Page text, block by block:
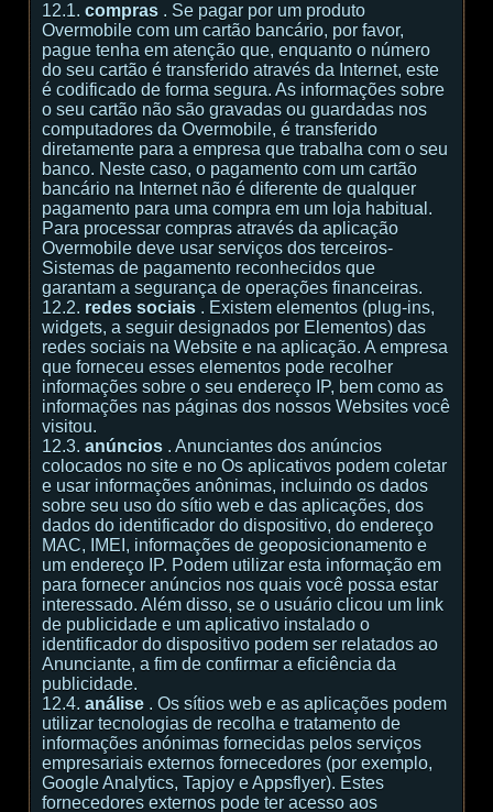
12.1. compras . Se pagar por um produto
Overmobile com um cartão bancário, por favor,
pague tenha em atenção que, enquanto o número
do seu cartão é transferido através da Internet, este
é codificado de forma segura. As informações sobre
o seu cartão não são gravadas ou guardadas nos
computadores da Overmobile, é transferido
diretamente para a empresa que trabalha com o seu
banco. Neste caso, o pagamento com um cartão
bancário na Internet não é diferente de qualquer
pagamento para uma compra em um loja habitual.
Para processar compras através da aplicação
Overmobile deve usar serviços dos terceiros-
Sistemas de pagamento reconhecidos que
garantam a segurança de operações financeiras.
12.2. redes sociais . Existem elementos (plug-ins,
widgets, a seguir designados por Elementos) das
redes sociais na Website e na aplicação. A empresa
que forneceu esses elementos pode recolher
informações sobre o seu endereço IP, bem como as
informações nas páginas dos nossos Websites você
visitou.
12.3. anúncios . Anunciantes dos anúncios
colocados no site e no Os aplicativos podem coletar
e usar informações anônimas, incluindo os dados
sobre seu uso do sítio web e das aplicações, dos
dados do identificador do dispositivo, do endereço
MAC, IMEI, informações de geoposicionamento e
um endereço IP. Podem utilizar esta informação em
para fornecer anúncios nos quais você possa estar
interessado. Além disso, se o usuário clicou um link
de publicidade e um aplicativo instalado o
identificador do dispositivo podem ser relatados ao
Anunciante, a fim de confirmar a eficiência da
publicidade.
12.4. análise . Os sítios web e as aplicações podem
utilizar tecnologias de recolha e tratamento de
informações anónimas fornecidas pelos serviços
empresariais externos fornecedores (por exemplo,
Google Analytics, Tapjoy e Appsflyer). Estes
fornecedores externos pode ter acesso aos